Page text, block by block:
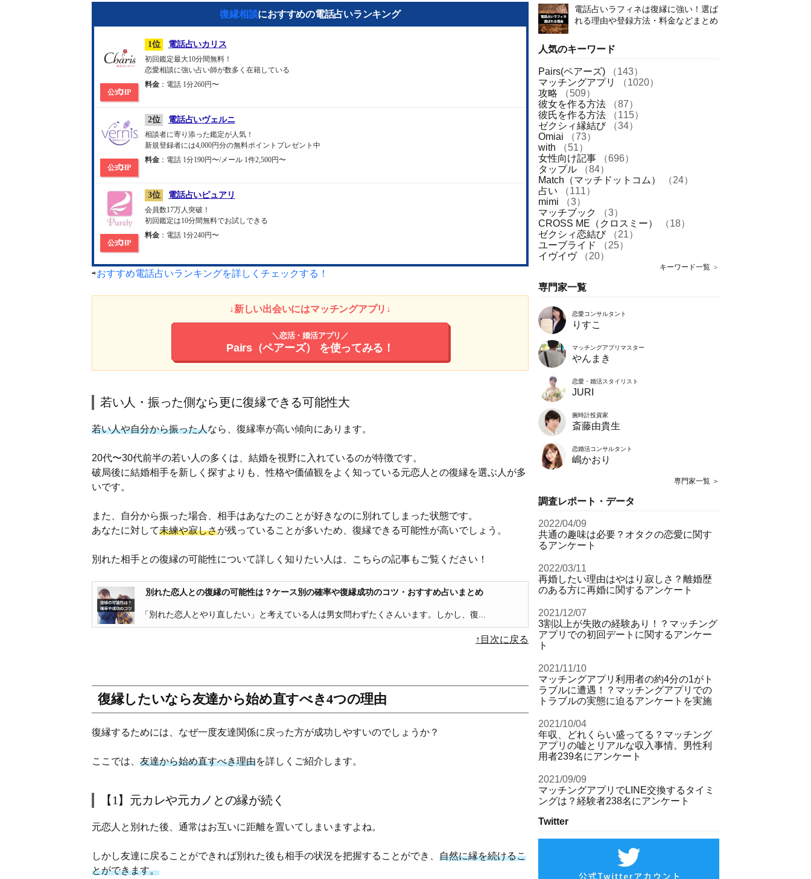
復縁相談におすすめの電話占いランキング
公式HP
1位 電話占いカリス
初回鑑定最大10分間無料！
恋愛相談に強い占い師が数多く在籍している
料金 ：電話 1分260円〜
公式HP
2位 電話占いヴェルニ
相談者に寄り添った鑑定が人気！
新規登録者には4,000円分の無料ポイントプレゼント中
料金 ：電話 1分190円〜/メール 1件2,500円〜
公式HP
3位 電話占いピュアリ
会員数17万人突破！
初回鑑定は10分間無料でお試しできる
料金 ：電話 1分240円〜
⇨おすすめ電話占いランキングを詳しくチェックする！
↓新しい出会いにはマッチングアプリ↓
＼恋活・婚活アプリ／
Pairs（ペアーズ） を使ってみる！
若い人・振った側なら更に復縁できる可能性大
若い人や自分から振った人なら、復縁率が高い傾向にあります。
20代〜30代前半の若い人の多くは、結婚を視野に入れているのが特徴です。
破局後に結婚相手を新しく探すよりも、性格や価値観をよく知っている元恋人との復縁を選ぶ人が多
いです。
また、自分から振った場合、相手はあなたのことが好きなのに別れてしまった状態です。
あなたに対して未練や寂しさが残っていることが多いため、復縁できる可能性が高いでしょう。
別れた相手との復縁の可能性について詳しく知りたい人は、こちらの記事もご覧ください！
別れた恋人との復縁の可能性は？ケース別の確率や復縁成功のコツ・おすすめ占いまとめ
「別れた恋人とやり直したい」と考えている人は男女問わずたくさんいます。しかし、復...
↑目次に戻る
復縁したいなら友達から始め直すべき4つの理由
復縁するためには、なぜ一度友達関係に戻った方が成功しやすいのでしょうか？
ここでは、 友達から始め直すべき理由を詳しくご紹介します。
【1】元カレや元カノとの縁が続く
元恋人と別れた後、通常はお互いに距離を置いてしまいますよね。
しかし友達に戻ることができれば別れた後も相手の状況を把握することができ、 自然に縁を続けるこ
とができます。
電話占いラフィネは復縁に強い！選ば
れる理由や登録方法・料金などまとめ
人気のキーワード
Pairs(ペアーズ)
（143）
マッチングアプリ
（1020）
攻略
（509）
彼女を作る方法
（87）
彼氏を作る方法
（115）
ゼクシィ縁結び
（34）
Omiai
（73）
with
（51）
女性向け記事
（696）
タップル
（84）
Match（マッチドットコム）
（24）
占い
（111）
mimi
（3）
マッチブック
（3）
CROSS ME（クロスミー）
（18）
ゼクシィ恋結び
（21）
ユーブライド
（25）
イヴイヴ
（20）
キーワード一覧 ＞
専門家一覧
恋愛コンサルタント
りすこ
マッチングアプリマスター
やんまき
恋愛・婚活スタイリスト
JURI
腕時計投資家
斎藤由貴生
恋婚活コンサルタント
嶋かおり
専門家一覧 ＞
調査レポート・データ
2022/04/09
共通の趣味は必要？オタクの恋愛に関す
るアンケート
2022/03/11
再婚したい理由はやはり寂しさ？離婚歴
のある方に再婚に関するアンケート
2021/12/07
3割以上が失敗の経験あり！？マッチング
アプリでの初回デートに関するアンケー
ト
2021/11/10
マッチングアプリ利用者の約4分の1がト
ラブルに遭遇！？マッチングアプリでの
トラブルの実態に迫るアンケートを実施
2021/10/04
年収、どれくらい盛ってる？マッチング
アプリの嘘とリアルな収入事情。男性利
用者239名にアンケート
2021/09/09
マッチングアプリでLINE交換するタイミ
ングは？経験者238名にアンケート
Twitter